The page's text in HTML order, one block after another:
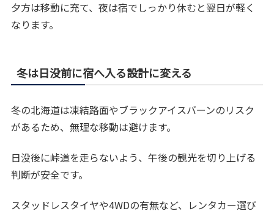
夕方は移動に充て、夜は宿でしっかり休むと翌日が軽く
なります。
冬は日没前に宿へ入る設計に変える
冬の北海道は凍結路面やブラックアイスバーンのリスク
があるため、無理な移動は避けます。
日没後に峠道を走らないよう、午後の観光を切り上げる
判断が安全です。
スタッドレスタイヤや4WDの有無など、レンタカー選び